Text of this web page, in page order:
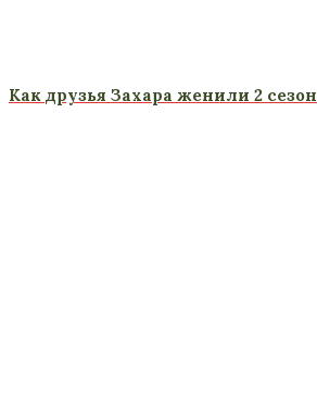
Как друзья Захара женили 2 сезон